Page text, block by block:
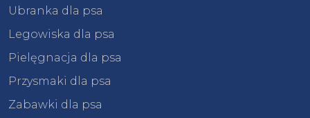
Ubranka dla psa
Legowiska dla psa
Pielęgnacja dla psa
Przysmaki dla psa
Zabawki dla psa